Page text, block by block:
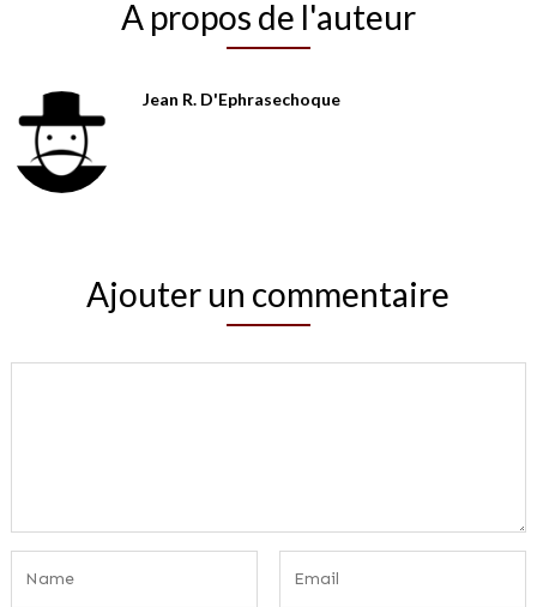
A propos de l'auteur
Jean R. D'Ephrasechoque
Ajouter un commentaire